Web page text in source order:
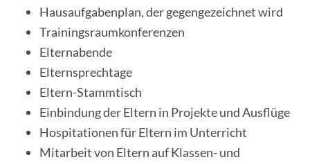
Hausaufgabenplan, der gegengezeichnet wird
Trainingsraumkonferenzen
Elternabende
Elternsprechtage
Eltern-Stammtisch
Einbindung der Eltern in Projekte und Ausflüge
Hospitationen für Eltern im Unterricht
Mitarbeit von Eltern auf Klassen- und